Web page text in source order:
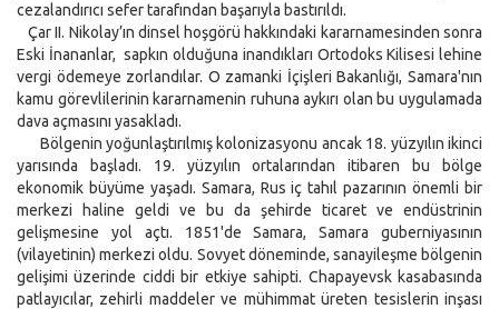
cezalandırıcı sefer tarafından başarıyla bastırıldı.
Çar II. Nikolay’ın dinsel hoşgörü hakkındaki kararnamesinden sonra
Eski İnananlar, sapkın olduğuna inandıkları Ortodoks Kilisesi lehine
vergi ödemeye zorlandılar. O zamanki İçişleri Bakanlığı, Samara'nın
kamu görevlilerinin kararnamenin ruhuna aykırı olan bu uygulamada
dava açmasını yasakladı.
Bölgenin yoğunlaştırılmış kolonizasyonu ancak 18. yüzyılın ikinci
yarısında başladı. 19. yüzyılın ortalarından itibaren bu bölge
ekonomik büyüme yaşadı. Samara, Rus iç tahıl pazarının önemli bir
merkezi haline geldi ve bu da şehirde ticaret ve endüstrinin
gelişmesine yol açtı. 1851'de Samara, Samara guberniyasının
(vilayetinin) merkezi oldu. Sovyet döneminde, sanayileşme bölgenin
gelişimi üzerinde ciddi bir etkiye sahipti. Chapayevsk kasabasında
patlayıcılar, zehirli maddeler ve mühimmat üreten tesislerin inşası